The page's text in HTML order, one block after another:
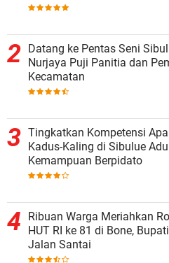
Datang ke Pentas Seni
Nurjaya Puji Panitia dan
Kecamatan
Tingkatkan Kompetensi
Kadus-Kaling di Sibulue Adu
Kemampuan Berpidato
Ribuan Warga Meriahkan
HUT RI ke 81 di Bone,
Jalan Santai